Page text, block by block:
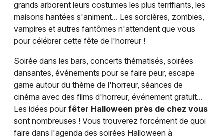
grands arborent leurs costumes les plus terrifiants, les
maisons hantées s'animent... Les sorcières, zombies,
vampires et autres fantômes n'attendent que vous
pour célébrer cette fête de l'horreur !
Soirée dans les bars, concerts thématisés, soirées
dansantes, événements pour se faire peur, escape
game autour du thème de l'horreur, séances de
cinéma avec des films d'horreur, événement gratuit...
Les idées pour fêter Halloween près de chez vous
sont nombreuses ! Vous trouverez forcément de quoi
faire dans l'agenda des soirées Halloween à